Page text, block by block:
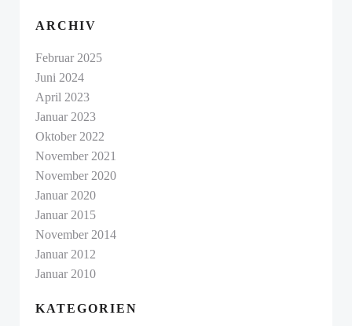
ARCHIV
Februar 2025
Juni 2024
April 2023
Januar 2023
Oktober 2022
November 2021
November 2020
Januar 2020
Januar 2015
November 2014
Januar 2012
Januar 2010
KATEGORIEN